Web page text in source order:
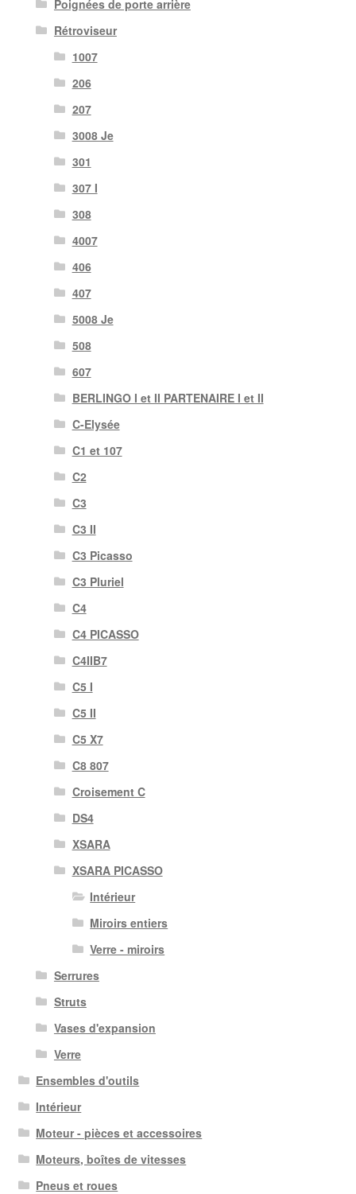
Poignées de porte arrière
Rétroviseur
1007
206
207
3008 Je
301
307 I
308
4007
406
407
5008 Je
508
607
BERLINGO I et II PARTENAIRE I et II
C-Elysée
C1 et 107
C2
C3
C3 II
C3 Picasso
C3 Pluriel
C4
C4 PICASSO
C4IIB7
C5 I
C5 II
C5 X7
C8 807
Croisement C
DS4
XSARA
XSARA PICASSO
Intérieur
Miroirs entiers
Verre - miroirs
Serrures
Struts
Vases d'expansion
Verre
Ensembles d'outils
Intérieur
Moteur - pièces et accessoires
Moteurs, boîtes de vitesses
Pneus et roues